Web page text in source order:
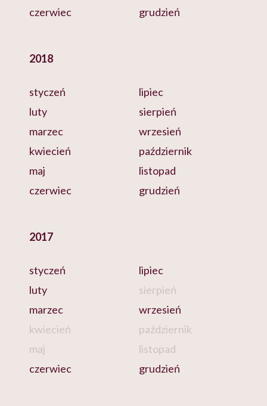
czerwiec grudzień
2018
styczeń
luty
marzec
kwiecień
maj
czerwiec
lipiec
sierpień
wrzesień
październik
listopad
grudzień
2017
styczeń
luty
marzec
kwiecień
maj
czerwiec
lipiec
sierpień
wrzesień
październik
listopad
grudzień